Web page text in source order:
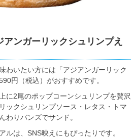
アンガーリックシュリンプえ
わいたい方には「アジアンガーリック
円（税込）がおすすめです。
に2尾のポップコーンシュリンプを贅沢
ックシュリンプソース・レタス・トマ
わりバンズでサンド。
ルは、SNS映えにもぴったりです。